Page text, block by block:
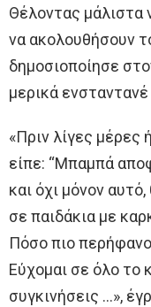
Θέλοντας μάλιστα
να ακολουθήσουν
δημοσιοποίησε
μερικά
«Πριν λίγες μέρες
είπε: “Μπαμπά
και όχι μόνον
σε παιδάκια με
Πόσο πιο
Εύχομαι σε όλο το
συγκινήσεις …»,